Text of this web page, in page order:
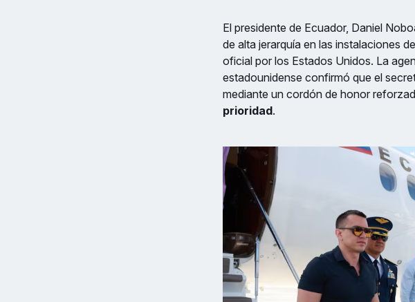
El presidente de Ecuador, Daniel
de alta jerarquía en las instalaciones
oficial por los Estados Unidos. La
estadounidense confirmó que el
mediante un cordón de honor
prioridad.